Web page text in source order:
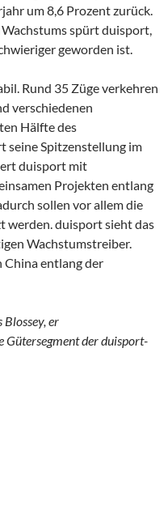
um 8,6 Prozent zurück.
spürt duisport,
geworden ist.
Rund 35 Züge verkehren
verschiedenen
Hälfte des
seine Spitzenstellung im
duisport mit
Projekten entlang
sollen vor allem die
werden. duisport sieht das
Wachstumstreiber.
China entlang der
er
Gütersegment der duisport-